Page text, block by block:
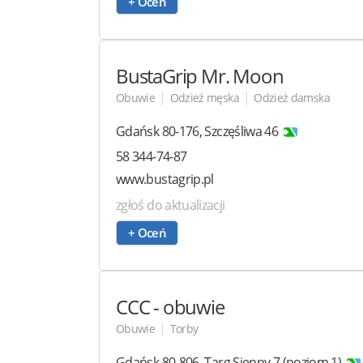
BustaGrip Mr. Moon
Obuwie | Odzież męska | Odzież damska
Gdańsk80-176,Szczęśliwa 46
58 344-74-87
www.bustagrip.pl
zgłoś do aktualizacji
+ Oceń
CCC- obuwie
Obuwie | Torby